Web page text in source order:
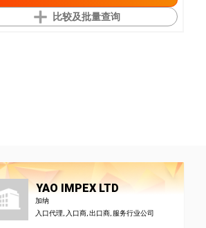
比较及批量查询
YAO IMPEX LTD
加纳
入口代理, 入口商, 出口商, 服务行业公司